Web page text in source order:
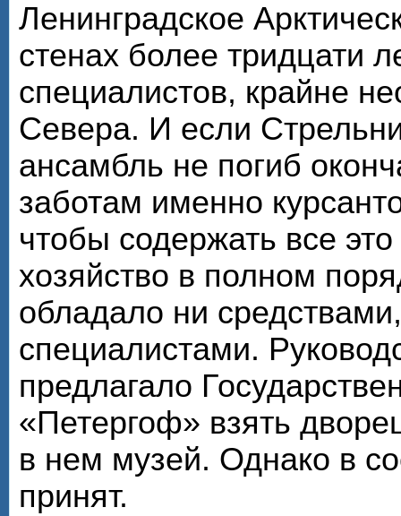
Ленинградское
стенах более тридцати
специалистов, крайне
Севера. И если
ансамбль не погиб
заботам именно
чтобы содержать все
хозяйство в полном
обладало ни
специалистами.
предлагало
«Петергоф» взять
в нем музей. Однако в
принят.